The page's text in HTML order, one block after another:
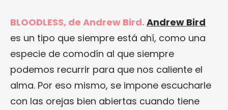
BLOODLESS, de Andrew Bird. Andrew Bird
es un tipo que siempre está ahí, como una
especie de comodín al que siempre
podemos recurrir para que nos caliente el
alma. Por eso mismo, se impone escucharle
con las orejas bien abiertas cuando tiene